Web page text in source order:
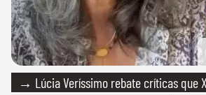
→ Lúcia Veríssimo rebate críticas que